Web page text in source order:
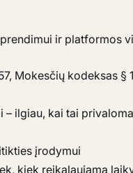
ir platformos
Mokesčių kodeksas §
ilgiau, kai tai
įrodymui
kiek reikalaujama